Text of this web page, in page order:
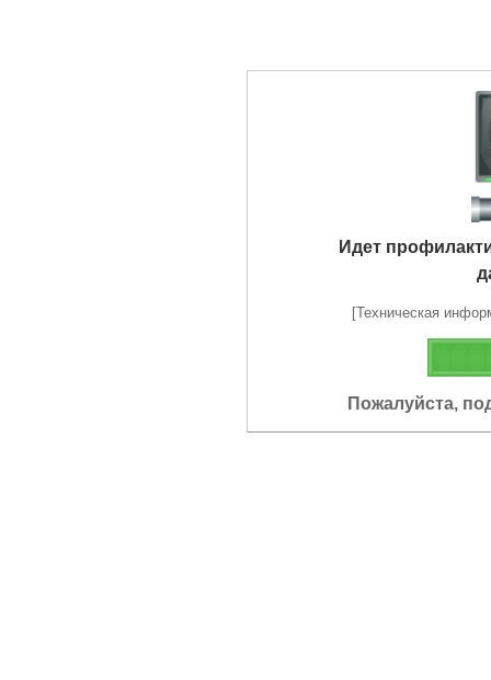
Идет
[Техническая
Пожалуйста,